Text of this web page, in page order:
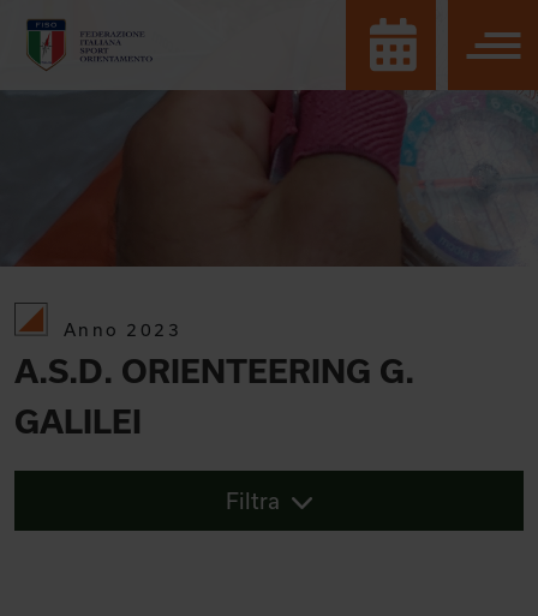
Anno 2023
A.S.D. ORIENTEERING G.
GALILEI
Filtra